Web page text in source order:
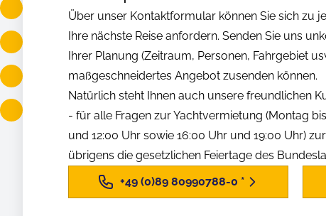
Über unser Kontaktformular können Sie sich zu
Ihre nächste Reise anfordern. Senden Sie uns
Ihrer Planung (Zeitraum, Personen, Fahrgebiet
maßgeschneidertes Angebot zusenden können.
Natürlich steht Ihnen auch unsere freundlichen
- für alle Fragen zur Yachtvermietung (Montag
und 12:00 Uhr sowie 16:00 Uhr und 19:00 Uhr)
übrigens die gesetzlichen Feiertage des
+49 (0)89 80990788-0 *